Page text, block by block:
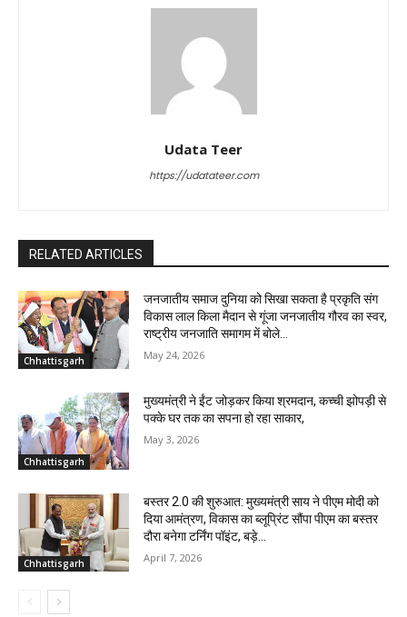
Udata Teer
https://udatateer.com
RELATED ARTICLES
Chhattisgarh
जनजातीय समाज दुनिया को सिखा सकता है प्रकृति संग
विकास लाल किला मैदान से गूंजा जनजातीय गौरव का स्वर,
राष्ट्रीय जनजाति समागम में बोले...
May 24, 2026
Chhattisgarh
मुख्यमंत्री ने ईंट जोड़कर किया श्रमदान, कच्ची झोपड़ी से
पक्के घर तक का सपना हो रहा साकार,
May 3, 2026
Chhattisgarh
बस्तर 2.0 की शुरुआत: मुख्यमंत्री साय ने पीएम मोदी को
दिया आमंत्रण, विकास का ब्लूप्रिंट सौंपा पीएम का बस्तर
दौरा बनेगा टर्निंग पॉइंट, बड़े...
April 7, 2026